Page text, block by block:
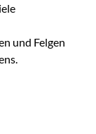
und Felgen